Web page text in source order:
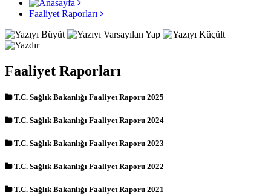
Faaliyet Raporları
Faaliyet Raporları
T.C. Sağlık Bakanlığı Faaliyet Raporu 2025
T.C. Sağlık Bakanlığı Faaliyet Raporu 2024
T.C. Sağlık Bakanlığı Faaliyet Raporu 2023
T.C. Sağlık Bakanlığı Faaliyet Raporu 2022
T.C. Sağlık Bakanlığı Faaliyet Raporu 2021